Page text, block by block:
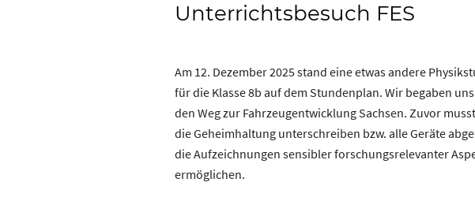
Unterrichtsbesuch FES
Am 12. Dezember 2025 stand eine etwas andere
für die Klasse 8b auf dem Stundenplan. Wir begaben
den Weg zur Fahrzeugentwicklung Sachsen. Zuvor
die Geheimhaltung unterschreiben bzw. alle Geräte
die Aufzeichnungen sensibler forschungsrelevanter
ermöglichen.